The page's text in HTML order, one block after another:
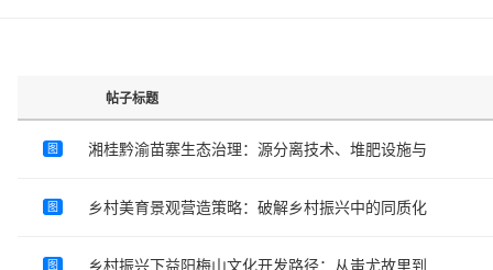
帖子标题
图 湘桂黔渝苗寨生态治理：源分离技术、堆肥设施与
图 乡村美育景观营造策略：破解乡村振兴中的同质化
图 乡村振兴下益阳梅山文化开发路径：从蚩尤故里到